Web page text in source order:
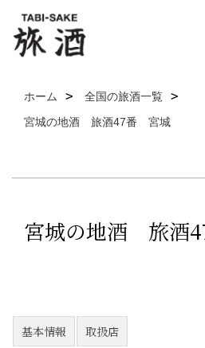
ホーム
全国の旅酒一覧
宮城の地酒 旅酒47番 宮城
宮城の地酒 旅酒
基本情報 取扱店